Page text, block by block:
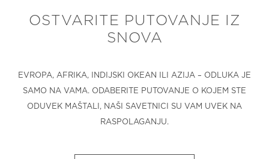
OSTVARITE PUTOVANJE IZ
SNOVA
EVROPA, AFRIKA, INDIJSKI OKEAN ILI AZIJA – ODLUKA JE
SAMO NA VAMA. ODABERITE PUTOVANJE O KOJEM STE
ODUVEK MAŠTALI, NAŠI SAVETNICI SU VAM UVEK NA
RASPOLAGANJU.